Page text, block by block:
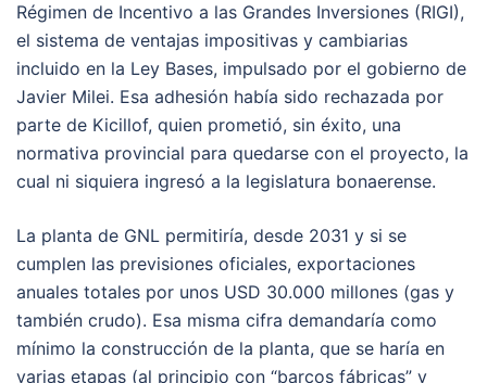
Régimen de Incentivo a las Grandes Inversiones (RIGI),
el sistema de ventajas impositivas y cambiarias
incluido en la Ley Bases, impulsado por el gobierno de
Javier Milei. Esa adhesión había sido rechazada por
parte de Kicillof, quien prometió, sin éxito, una
normativa provincial para quedarse con el proyecto, la
cual ni siquiera ingresó a la legislatura bonaerense.
La planta de GNL permitiría, desde 2031 y si se
cumplen las previsiones oficiales, exportaciones
anuales totales por unos USD 30.000 millones (gas y
también crudo). Esa misma cifra demandaría como
mínimo la construcción de la planta, que se haría en
varias etapas (al principio con “barcos fábricas” y